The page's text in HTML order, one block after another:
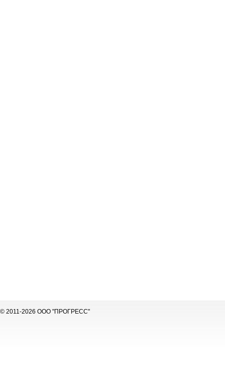
© 2011-2026 ООО "ПРОГРЕСС"